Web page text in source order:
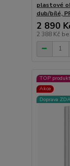
plastové
dub/bílé,
2 890
2 388 Kč
TOP produkt
Akce
Doprava